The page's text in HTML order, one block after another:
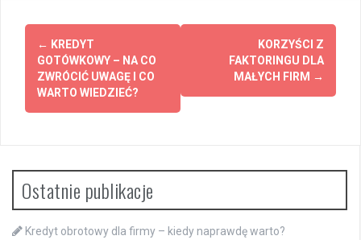
Zobacz
wpisy
← KREDYT
GOTÓWKOWY – NA CO
ZWRÓCIĆ UWAGĘ I CO
WARTO WIEDZIEĆ?
KORZYŚCI Z
FAKTORINGU DLA
MAŁYCH FIRM →
Ostatnie publikacje
Kredyt obrotowy dla firmy – kiedy naprawdę warto?